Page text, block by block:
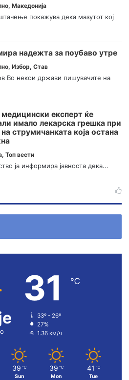
, Македонија
покажува дека мазутот кој
надежта за поубаво утре
, Избор, Став
Во некои држави пишувачите на
експерт ќе
имало лекарска грешка при
на струмичанката која остана
, Топ вести
ја информира јавноста дека...
31 ℃
33º - 26º
27%
1.36 км/ч
39 ℃
Sun
39 ℃
Mon
41 ℃
Tue